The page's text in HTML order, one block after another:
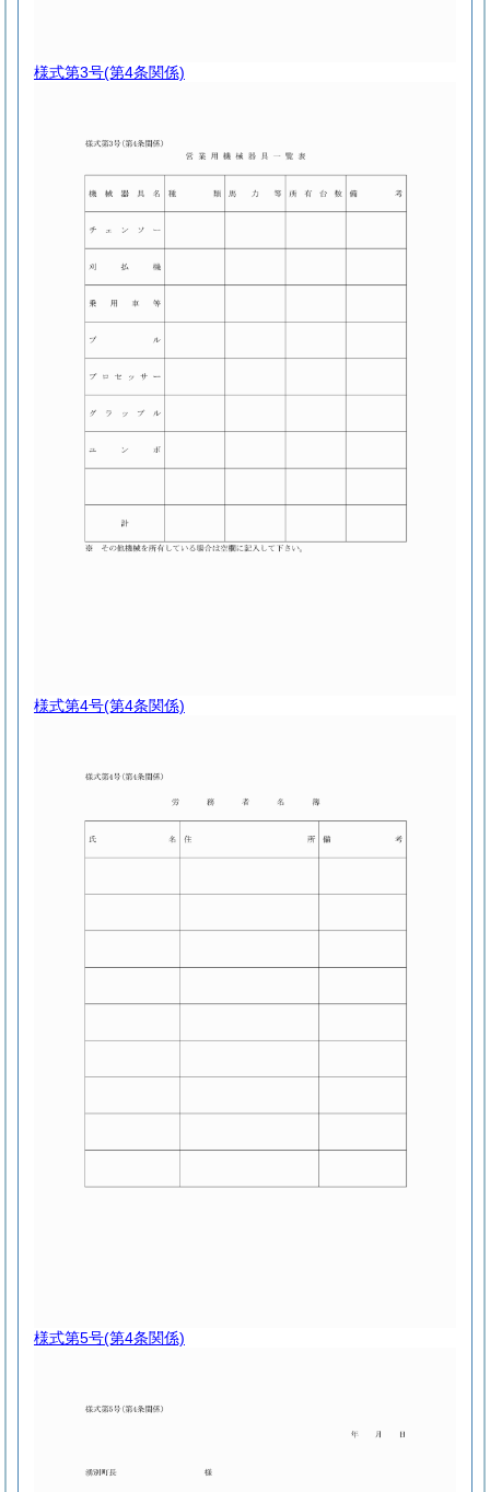
様式第3号(第4条関係)
様式第4号(第4条関係)
様式第5号(第4条関係)